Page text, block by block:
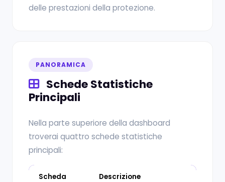
delle prestazioni della protezione.
PANORAMICA
Schede Statistiche
Principali
Nella parte superiore della dashboard
troverai quattro schede statistiche
principali:
Scheda Descrizione